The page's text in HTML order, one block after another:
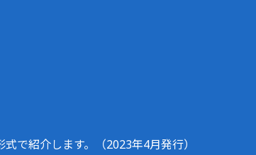
属人化解消
で紹介します。（2023年4月発行）